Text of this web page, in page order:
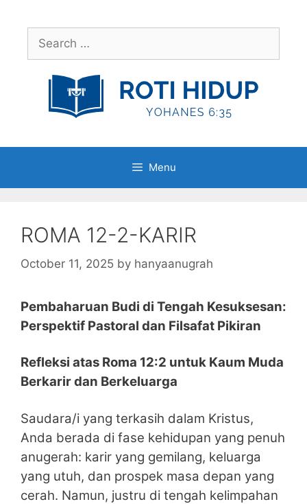
contentSearch
for:
Menu
ROMA 12-2-KARIR
October 11, 2025 by hanyaanugrah
Pembaharuan Budi di Tengah Kesuksesan:
Perspektif Pastoral dan Filsafat Pikiran
Refleksi atas Roma 12:2 untuk Kaum Muda
Berkarir dan Berkeluarga
Saudara/i yang terkasih dalam Kristus,
Anda berada di fase kehidupan yang penuh
anugerah: karir yang gemilang, keluarga
yang utuh, dan prospek masa depan yang
cerah. Namun, justru di tengah kelimpahan